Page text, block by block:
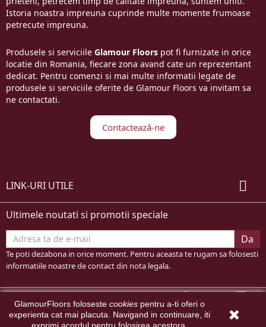
Istoria noastra impreuna cuprinde multe momente frumoase
petrecute impreuna.
Produsele si serviciile Glamour Floors pot fi furnizate in orice
locatie din Romania, fiecare zona avand cate un reprezentant
dedicat. Pentru comenzi si mai multe informatii legate de
produsele si serviciile oferite de Glamour Floors va invitam sa
ne contactati.
Contactează-ne
LINK-URI UTILE 
Ultimele noutati si promotii speciale
Te poti dezabona in orice moment. Pentru aceasta te rugam sa folosesti
informatiile noastre de contact din nota legala.
FacebookYouTube
GlamourFloors foloseste cookiespentru a-ti oferi o
experienta cat mai placuta. Navigand in continuare, iti
© 2026 - Design by atMari